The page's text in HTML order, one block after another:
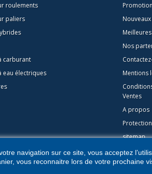
roulements
paliers
carburant
eau électriques
Nos
Mentions
Ventes
A propos
sitemap
navigation sur ce site, vous acceptez
vous reconnaitre lors de votre prochaine